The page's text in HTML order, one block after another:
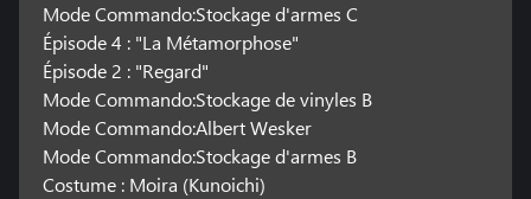
Mode Commando:Stockage d'armes C
Épisode 4 : "La Métamorphose"
Épisode 2 : "Regard"
Mode Commando:Stockage de vinyles B
Mode Commando:Albert Wesker
Mode Commando:Stockage d'armes B
Costume : Moira (Kunoichi)